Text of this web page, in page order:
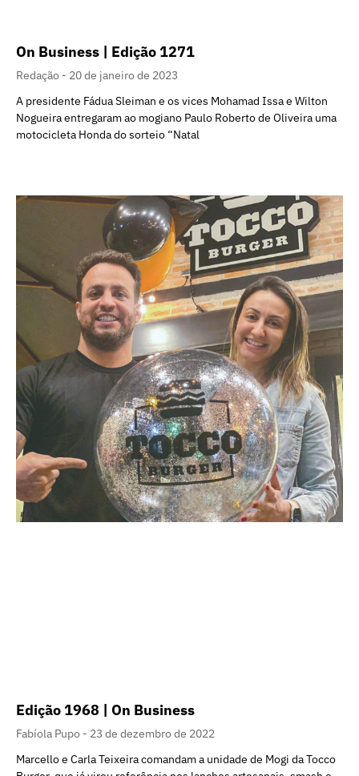
On Business | Edição 1271
Redação
20 de janeiro de 2023
A presidente Fádua Sleiman e os vices Mohamad Issa e Wilton
Nogueira entregaram ao mogiano Paulo Roberto de Oliveira uma
motocicleta Honda do sorteio “Natal
Edição 1968 | On Business
Fabíola Pupo
23 de dezembro de 2022
Marcello e Carla Teixeira comandam a unidade de Mogi da Tocco